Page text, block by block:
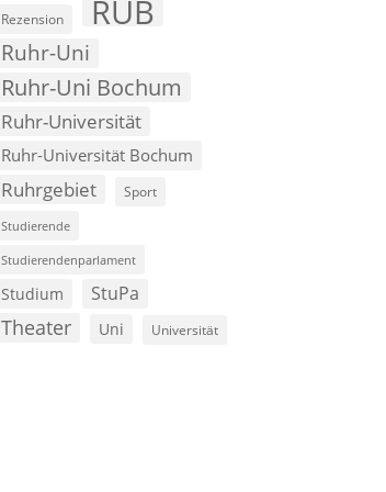
Rezension RUB
Ruhr-Uni
Ruhr-Uni Bochum
Ruhr-Universität
Ruhr-Universität Bochum
Ruhrgebiet Sport
Studierende
Studierendenparlament
Studium StuPa
Theater Uni Universität